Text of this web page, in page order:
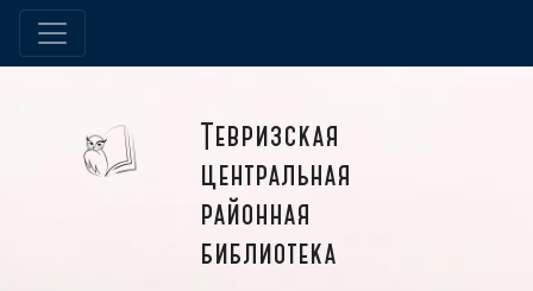
Тевризская
центральная
районная
библиотека